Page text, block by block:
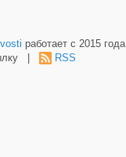
работает с 2015 года
| RSS